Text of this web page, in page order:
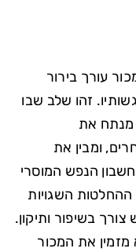
עורך בירור
זהו שלב שבו
מנתח את
ומבין את
הנפש המוסרי
ההחלטות השגויות
צורך בשיפור ותיקון.
מזמין את המכור